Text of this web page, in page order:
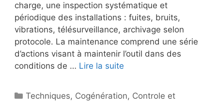
charge, une inspection systématique et
périodique des installations : fuites, bruits,
vibrations, télésurveillance, archivage selon
protocole. La maintenance comprend une série
d’actions visant à maintenir l’outil dans des
conditions de … Lire la suite
Catégories
Techniques, Cogénération, Controle et